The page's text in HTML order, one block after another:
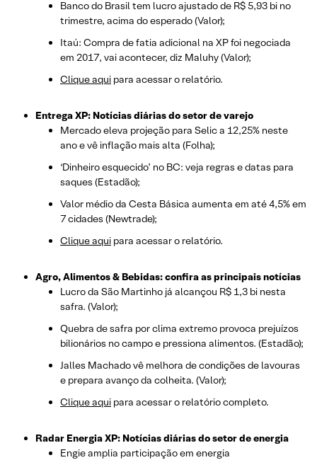
Banco do Brasil tem lucro ajustado de R$ 5,93 bi no
trimestre, acima do esperado (Valor);
Itaú: Compra de fatia adicional na XP foi negociada
em 2017, vai acontecer, diz Maluhy (Valor);
Clique aqui para acessar o relatório.
Entrega XP: Notícias diárias do setor de varejo
Mercado eleva projeção para Selic a 12,25% neste
ano e vê inflação mais alta (Folha);
‘Dinheiro esquecido’ no BC: veja regras e datas para
saques (Estadão);
Valor médio da Cesta Básica aumenta em até 4,5% em
7 cidades (Newtrade);
Clique aqui para acessar o relatório.
Agro, Alimentos & Bebidas: confira as principais notícias
Lucro da São Martinho já alcançou R$ 1,3 bi nesta
safra. (Valor);
Quebra de safra por clima extremo provoca prejuízos
bilionários no campo e pressiona alimentos. (Estadão);
Jalles Machado vê melhora de condições de lavouras
e prepara avanço da colheita. (Valor);
Clique aqui para acessar o relatório completo.
Radar Energia XP: Notícias diárias do setor de energia
Engie amplia participação em energia